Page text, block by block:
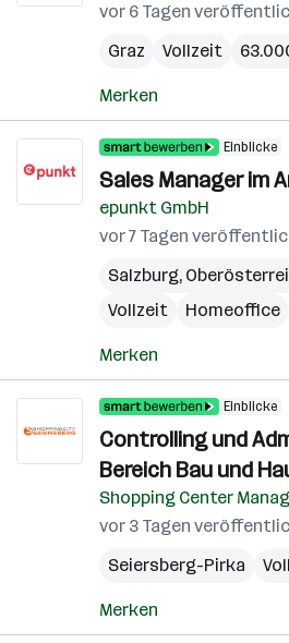
vor 6 Tagen
Graz
Vollzeit
Merken
Einblicke
Sales Manager im
epunkt GmbH
vor 7 Tagen
Salzburg,
Vollzeit
Homeoffice
Merken
Einblicke
Controlling und
Bereich Bau und
Shopping Center
vor 3 Tagen
Seiersberg-Pirka
Merken